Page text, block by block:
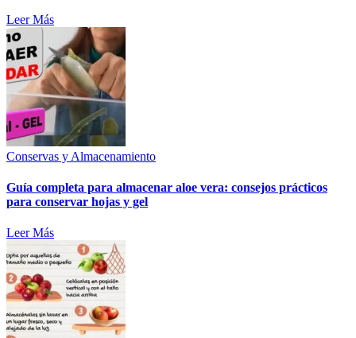
Leer Más
Conservas y Almacenamiento
Guía completa para almacenar aloe vera: consejos prácticos
para conservar hojas y gel
Leer Más